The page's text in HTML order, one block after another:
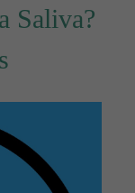
Saliva?